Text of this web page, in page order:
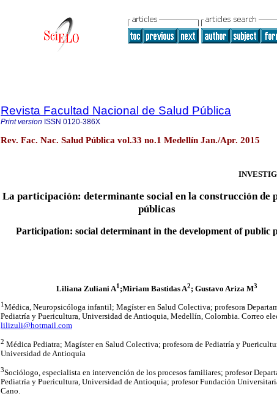
Revista Facultad Nacional de Salud Pública
Print version ISSN 0120-386X
Rev. Fac. Nac. Salud Pública vol.33 no.1 Medellín Jan./Apr. 2015
La participación: determinante social en la construcción de
públicas
Participation: social determinant in the development of public
Liliana Zuliani A1 ;Miriam Bastidas A2; Gustavo Ariza M3
1 Médica, Neuropsicóloga infantil; Magíster en Salud Colectiva; profesora
Pediatría y Puericultura, Universidad de Antioquia, Medellín, Colombia. Correo
lilizuli@hotmail.com
2 Médica Pediatra; Magíster en Salud Colectiva; profesora de Pediatría y
Universidad de Antioquia
3Sociólogo, especialista en intervención de los procesos familiares; profesor
Pediatría y Puericultura, Universidad de Antioquia; profesor Fundación
Cano.